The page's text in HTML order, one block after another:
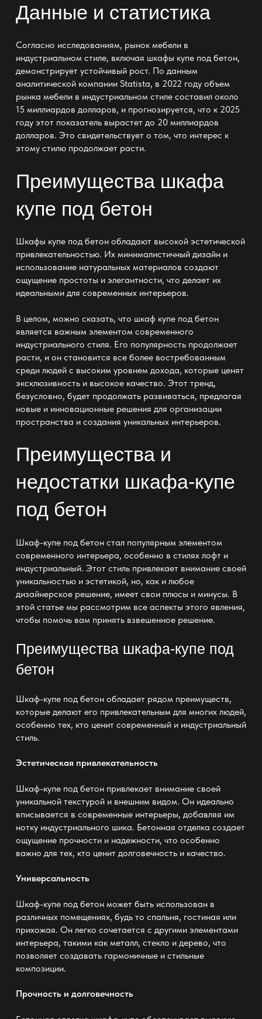
Данные и статистика
Согласно исследованиям, рынок мебели в
индустриальном стиле, включая шкафы купе под бетон,
демонстрирует устойчивый рост. По данным
аналитической компании Statista, в 2022 году объем
рынка мебели в индустриальном стиле составил около
15 миллиардов долларов, и прогнозируется, что к 2025
году этот показатель вырастет до 20 миллиардов
долларов. Это свидетельствует о том, что интерес к
этому стилю продолжает расти.
Преимущества шкафа
купе под бетон
Шкафы купе под бетонобладают высокой эстетической
привлекательностью. Их минималистичный дизайн и
использование натуральных материалов создают
ощущение простоты и элегантности, что делает их
идеальными для современных интерьеров.
В целом, можно сказать, что шкаф купе под бетон
является важным элементом современного
индустриального стиля. Его популярность продолжает
расти, и он становится все более востребованным
среди людей с высоким уровнем дохода, которые ценят
эксклюзивность и высокое качество. Этот тренд,
безусловно, будет продолжать развиваться, предлагая
новые и инновационные решения для организации
пространства и создания уникальных интерьеров.
Преимущества и
недостатки шкафа-купе
под бетон
Шкаф-купе под бетон стал популярным элементом
современного интерьера, особенно в стилях лофт и
индустриальный. Этот стиль привлекает внимание своей
уникальностью и эстетикой, но, как и любое
дизайнерское решение, имеет свои плюсы и минусы. В
этой статье мы рассмотрим все аспекты этого явления,
чтобы помочь вам принять взвешенное решение.
Преимущества шкафа-купе под
бетон
Шкаф-купе под бетон обладает рядом преимуществ,
которые делают его привлекательным для многих людей,
особенно тех, кто ценит современный и индустриальный
стиль.
Эстетическая привлекательность
Шкаф-купе под бетон привлекает внимание своей
уникальной текстурой и внешним видом. Он идеально
вписывается в современные интерьеры, добавляя им
нотку индустриального шика. Бетонная отделка создает
ощущение прочности и надежности, что особенно
важно для тех, кто ценит долговечность и качество.
Универсальность
Шкаф-купе под бетон может быть использован в
различных помещениях, будь то спальня, гостиная или
прихожая. Он легко сочетается с другими элементами
интерьера, такими как металл, стекло и дерево, что
позволяет создавать гармоничные и стильные
композиции.
Прочность и долговечность